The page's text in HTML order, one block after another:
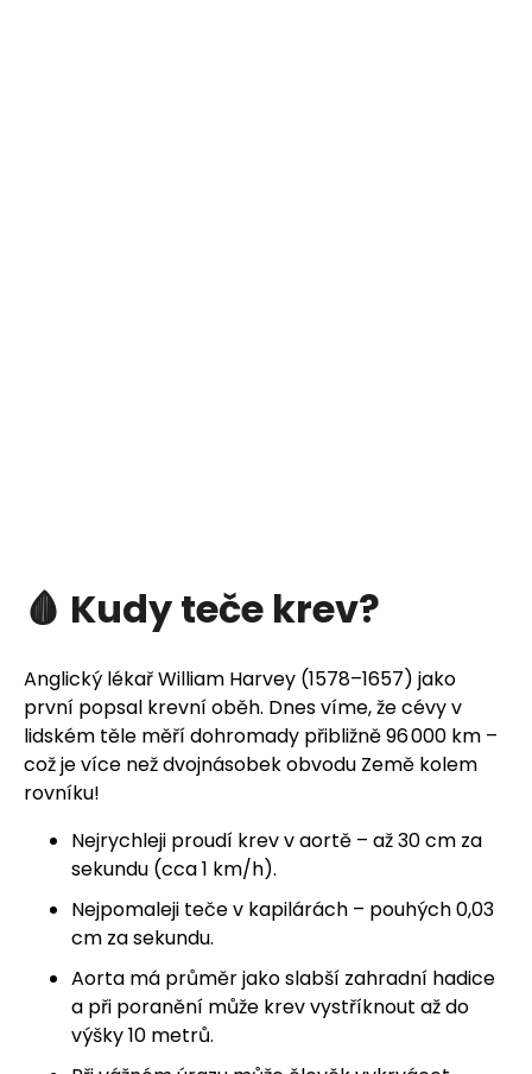
🩸 Kudy teče krev?
Anglický lékař William Harvey (1578–1657) jako
první popsal krevní oběh. Dnes víme, že cévy v
lidském těle měří dohromady přibližně 96 000 km –
což je více než dvojnásobek obvodu Země kolem
rovníku!
Nejrychleji proudí krev v aortě – až 30 cm za
sekundu (cca 1 km/h).
Nejpomaleji teče v kapilárách – pouhých 0,03
cm za sekundu.
Aorta má průměr jako slabší zahradní hadice
a při poranění může krev vystříknout až do
výšky 10 metrů.